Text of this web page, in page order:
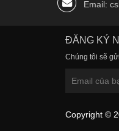
Email:
ĐĂNG KÝ
Chúng tôi sẽ
Copyright ©